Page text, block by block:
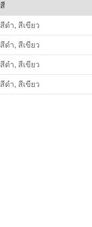
สี
สีดำ, สีเขียว
สีดำ, สีเขียว
สีดำ, สีเขียว
สีดำ, สีเขียว